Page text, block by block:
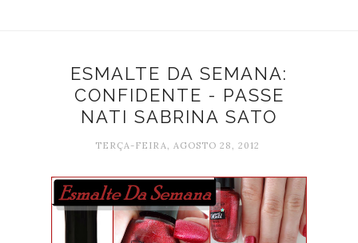
ESMALTE DA SEMANA:
CONFIDENTE - PASSE
NATI SABRINA SATO
TERÇA-FEIRA, AGOSTO 28, 2012